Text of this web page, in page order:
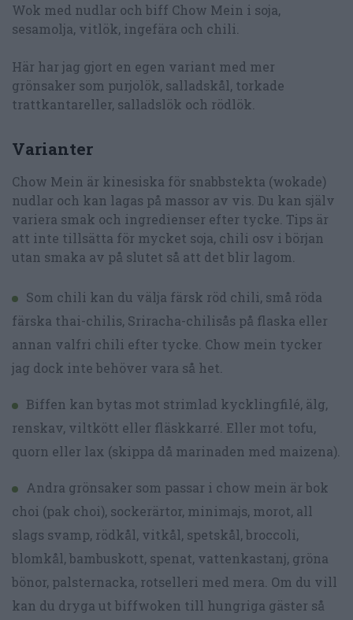
Wok med nudlar och biff Chow Mein i soja,
sesamolja, vitlök, ingefära och chili.
Här har jag gjort en egen variant med mer
grönsaker som purjolök, salladskål, torkade
trattkantareller, salladslök och rödlök.
Varianter
Chow Mein är kinesiska för snabbstekta (wokade)
nudlar och kan lagas på massor av vis. Du kan själv
variera smak och ingredienser efter tycke. Tips är
att inte tillsätta för mycket soja, chili osv i början
utan smaka av på slutet så att det blir lagom.
Som chili kan du välja färsk röd chili, små röda
färska thai-chilis, Sriracha-chilisås på flaska eller
annan valfri chili efter tycke. Chow mein tycker
jag dock inte behöver vara så het.
Biffen kan bytas mot strimlad kycklingfilé, älg,
renskav, viltkött eller fläskkarré. Eller mot tofu,
quorn eller lax (skippa då marinaden med maizena).
Andra grönsaker som passar i chow mein är bok
choi (pak choi), sockerärtor, minimajs, morot, all
slags svamp, rödkål, vitkål, spetskål, broccoli,
blomkål, bambuskott, spenat, vattenkastanj, gröna
bönor, palsternacka, rotselleri med mera. Om du vill
kan du dryga ut biffwoken till hungriga gäster så